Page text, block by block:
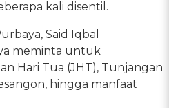
kali disentil.
Said Iqbal
meminta untuk
Hari Tua (JHT), Tunjangan
hingga manfaat